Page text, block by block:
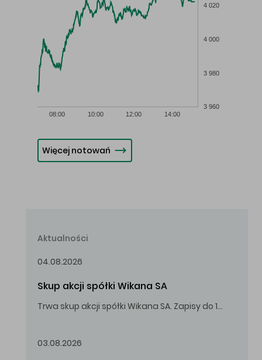
08:00 10:00 12:00 14:00
3 960
3 980
4 000
4 020
Więcej notowań
Aktualności
04.08.2026
Skup akcji spółki Wikana SA
Trwa skup akcji spółki Wikana SA. Zapisy do 14.08.2026 r. do godz. 16.00.
03.08.2026